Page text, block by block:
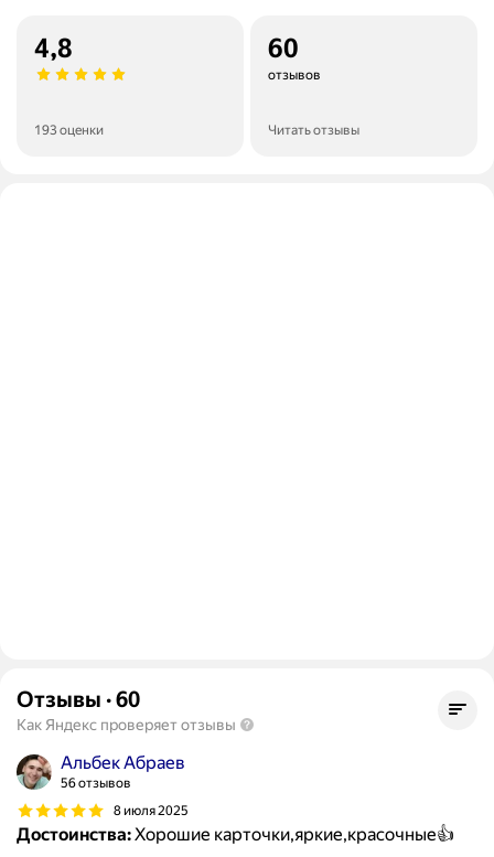
4,8
193 оценки
60
отзывов
Читать отзывы
Отзывы ·60
Как Яндекс проверяет отзывы
Альбек Абраев
56 отзывов
8 июля 2025
Достоинства:Хорошие карточки,яркие,красочные👍